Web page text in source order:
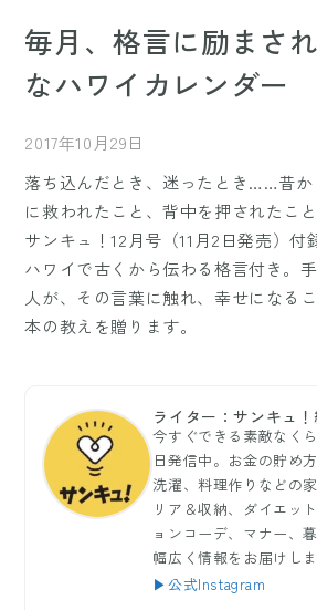
毎月、格言に励まさ
なハワイカレンダー
2017年10月29日
落ち込んだとき、迷ったとき……昔か
に救われたこと、背中を押されたこ
サンキュ！12月号（11月2日発売）付
ハワイで古くから伝わる格言付き。
人が、その言葉に触れ、幸せになる
本の教えを贈ります。
ライター：サンキュ
今すぐできる素敵なく
日発信中。お金の貯め
洗濯、料理作りなどの
リア＆収納、ダイエッ
ョンコーデ、マナー、
幅広く情報をお届けしま
▶公式Instagram